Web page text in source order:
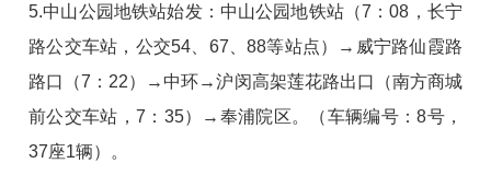
5.中山公园地铁站始发：中山公园地铁站（7：08，长宁
路公交车站，公交54、67、88等站点）→威宁路仙霞路
路口（7：22）→中环→沪闵高架莲花路出口（南方商城
前公交车站，7：35）→奉浦院区。（车辆编号：8号，
37座1辆）。